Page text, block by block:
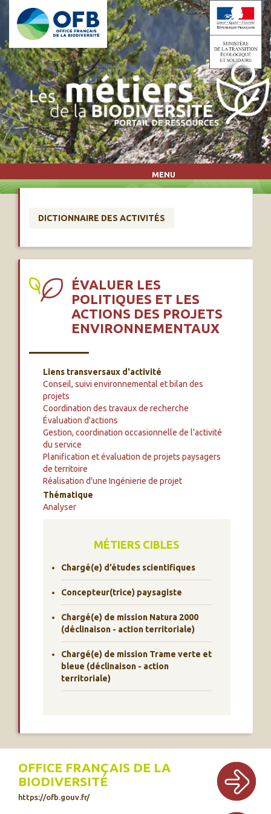
Aller au contenu principal
MENU
DICTIONNAIRE DES ACTIVITÉS
ÉVALUER LES
POLITIQUES ET LES
ACTIONS DES PROJETS
ENVIRONNEMENTAUX
Liens transversaux d'activité
Conseil, suivi environnemental et bilan des
projets
Coordination des travaux de recherche
Évaluation d'actions
Gestion, coordination occasionnelle de l'activité
du service
Planification et évaluation de projets paysagers
de territoire
Réalisation d'une Ingénierie de projet
Thématique
Analyser
MÉTIERS CIBLES
Chargé(e) d’études scientifiques
Concepteur(trice) paysagiste
Chargé(e) de mission Natura 2000
(déclinaison - action territoriale)
Chargé(e) de mission Trame verte et
bleue (déclinaison - action
territoriale)
OFFICE FRANÇAIS DE LA
BIODIVERSITÉ
https://ofb.gouv.fr/